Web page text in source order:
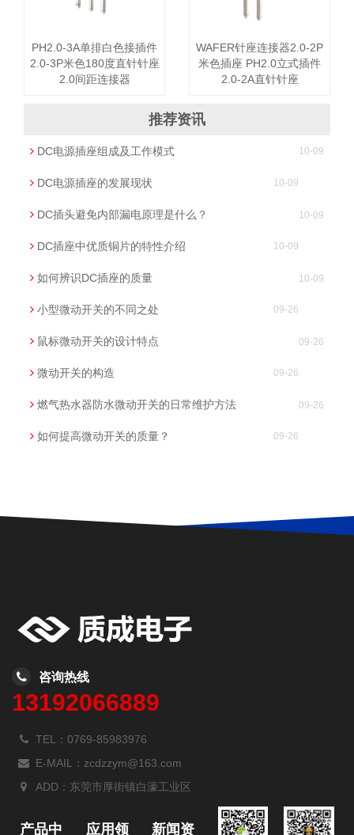
PH2.0-3A单排白色接插件
2.0-3P米色180度直针针座
2.0间距连接器
WAFER针座连接器2.0-2P
米色插座 PH2.0立式插件
2.0-2A直针针座
推荐资讯
DC电源插座组成及工作模式 10-09
DC电源插座的发展现状 10-09
DC插头避免内部漏电原理是什么？ 10-09
DC插座中优质铜片的特性介绍 10-09
如何辨识DC插座的质量 10-09
小型微动开关的不同之处 09-26
鼠标微动开关的设计特点 09-26
微动开关的构造 09-26
燃气热水器防水微动开关的日常维护方法 09-26
如何提高微动开关的质量？ 09-26
咨询热线
13192066889
TEL：0769-85983976
E-MAIL：zcdzzym@163.com
ADD：东莞市厚街镇白濠工业区
产品中 应用领 新闻资